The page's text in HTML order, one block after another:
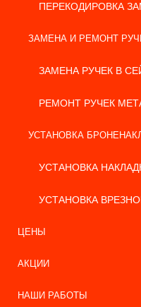
ПЕРЕКОДИРОВКА
ЗАМЕНА И РЕМОНТ
ЗАМЕНА РУЧЕК В
РЕМОНТ РУЧЕК
УСТАНОВКА
УСТАНОВКА
УСТАНОВКА
ЦЕНЫ
АКЦИИ
НАШИ РАБОТЫ